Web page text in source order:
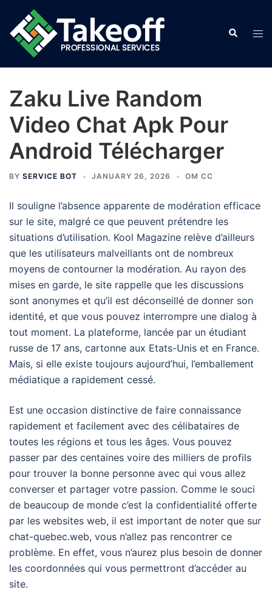
content
Search
Zaku Live Random
Video Chat Apk Pour
Android Télécharger
BY SERVICE BOT JANUARY 26, 2026 OM CC
Il souligne l’absence apparente de modération efficace
sur le site, malgré ce que peuvent prétendre les
situations d’utilisation. Kool Magazine relève d’ailleurs
que les utilisateurs malveillants ont de nombreux
moyens de contourner la modération. Au rayon des
mises en garde, le site rappelle que les discussions
sont anonymes et qu’il est déconseillé de donner son
identité, et que vous pouvez interrompre une dialog à
tout moment. La plateforme, lancée par un étudiant
russe de 17 ans, cartonne aux Etats-Unis et en France.
Mais, si elle existe toujours aujourd’hui, l’emballement
médiatique a rapidement cessé.
Est une occasion distinctive de faire connaissance
rapidement et facilement avec des célibataires de
toutes les régions et tous les âges. Vous pouvez
passer par des centaines voire des milliers de profils
pour trouver la bonne personne avec qui vous allez
converser et partager votre passion. Comme le souci
de beaucoup de monde c’est la confidentialité offerte
par les websites web, il est important de noter que sur
chat-quebec.web, vous n’allez pas rencontrer ce
problème. En effet, vous n’aurez plus besoin de donner
les coordonnées qui vous permettront d’accéder au
site.